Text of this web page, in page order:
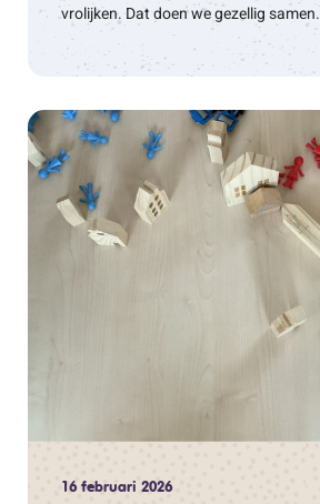
vrolijken. Dat doen we gezellig samen.
16 februari 2026